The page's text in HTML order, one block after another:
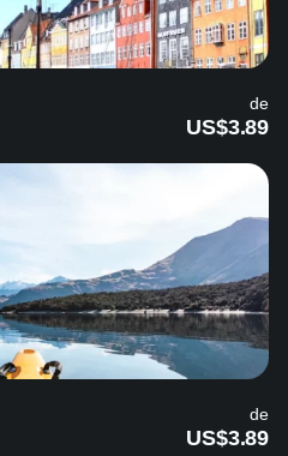
de
US$3.89
de
US$3.89